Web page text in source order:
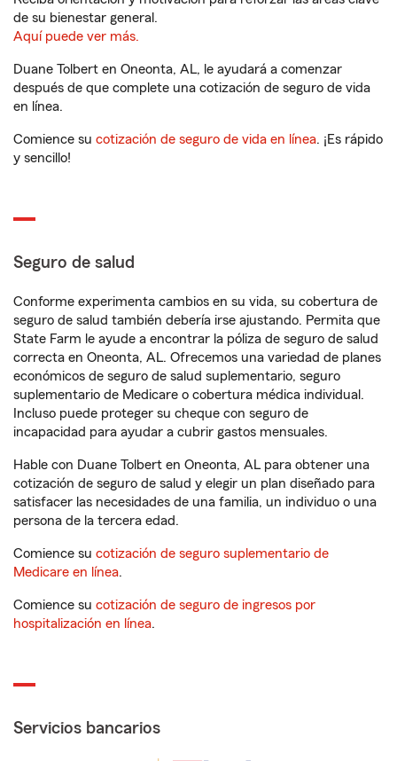
de su bienestar general.
Aquí puede ver más.
Duane Tolbert en Oneonta, AL, le ayudará a comenzar
después de que complete una cotización de seguro de vida
en línea.
Comience su cotización de seguro de vida en línea. ¡Es rápido
y sencillo!
Seguro de salud
Conforme experimenta cambios en su vida, su cobertura de
seguro de salud también debería irse ajustando. Permita que
State Farm le ayude a encontrar la póliza de seguro de salud
correcta en Oneonta, AL. Ofrecemos una variedad de planes
económicos de seguro de salud suplementario, seguro
suplementario de Medicare o cobertura médica individual.
Incluso puede proteger su cheque con seguro de
incapacidad para ayudar a cubrir gastos mensuales.
Hable con Duane Tolbert en Oneonta, AL para obtener una
cotización de seguro de salud y elegir un plan diseñado para
satisfacer las necesidades de una familia, un individuo o una
persona de la tercera edad.
Comience su cotización de seguro suplementario de
Medicare en línea.
Comience su cotización de seguro de ingresos por
hospitalización en línea.
Servicios bancarios